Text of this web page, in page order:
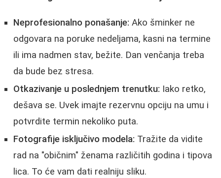
Neprofesionalno ponašanje: Ako šminker ne
odgovara na poruke nedeljama, kasni na termine
ili ima nadmen stav, bežite. Dan venčanja treba
da bude bez stresa.
Otkazivanje u poslednjem trenutku: Iako retko,
dešava se. Uvek imajte rezervnu opciju na umu i
potvrdite termin nekoliko puta.
Fotografije isključivo modela: Tražite da vidite
rad na "običnim" ženama različitih godina i tipova
lica. To će vam dati realniju sliku.